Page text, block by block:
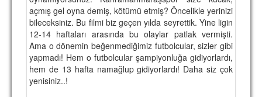
SİTE İSTATİSTİKLERİ
REKLAM YAYINI
açmış gel oyna demiş, kötümü etmiş? Öncelikle yerinizi
bileceksiniz. Bu filmi biz geçen yılda seyrettik. Yine ligin
12-14 haftaları arasında bu olaylar patlak vermişti.
Ama o dönemin beğenmediğimiz futbolcular, sizler gibi
yapmadı! Hem o futbolcular şampiyonluğa gidiyorlardı,
hem de 13 hafta namağlup gidiyorlardı! Daha siz çok
yenisiniz..!